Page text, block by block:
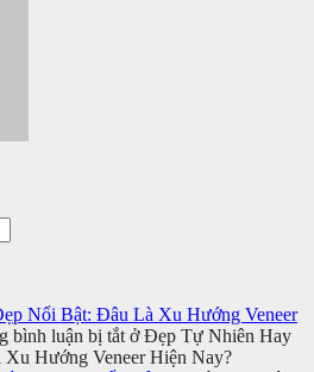
Nổi Bật: Đâu Là Xu Hướng Veneer
bình luận bị tắtở Đẹp Tự Nhiên Hay
Hướng Veneer Hiện Nay?